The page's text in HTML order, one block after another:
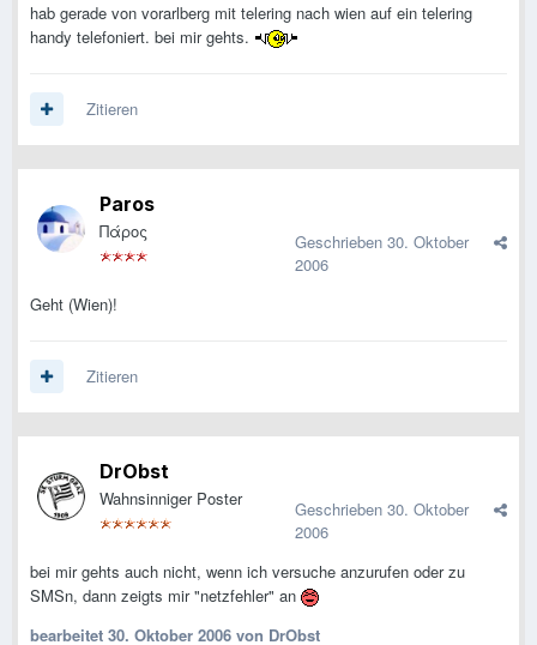
hab gerade von vorarlberg mit telering nach wien auf ein telering
handy telefoniert. bei mir gehts.
Zitieren
Paros
Πάρος Geschrieben 30. Oktober
2006
Geht (Wien)!
Zitieren
DrObst
Wahnsinniger Poster Geschrieben 30. Oktober
2006
bei mir gehts auch nicht, wenn ich versuche anzurufen oder zu
SMSn, dann zeigts mir "netzfehler" an
bearbeitet 30. Oktober 2006 von DrObst